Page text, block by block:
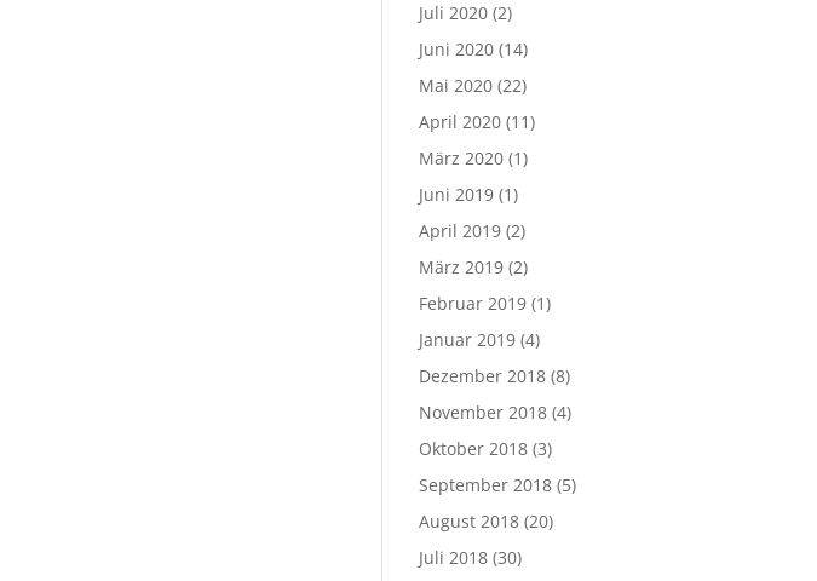
Juli 2020 (2)
Juni 2020 (14)
Mai 2020 (22)
April 2020 (11)
März 2020 (1)
Juni 2019 (1)
April 2019 (2)
März 2019 (2)
Februar 2019 (1)
Januar 2019 (4)
Dezember 2018 (8)
November 2018 (4)
Oktober 2018 (3)
September 2018 (5)
August 2018 (20)
Juli 2018 (30)